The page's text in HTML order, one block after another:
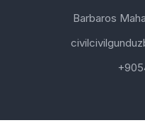
Barbaros